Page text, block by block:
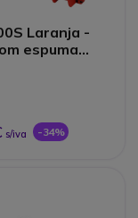
Laranja -
espuma
s/iva -34%